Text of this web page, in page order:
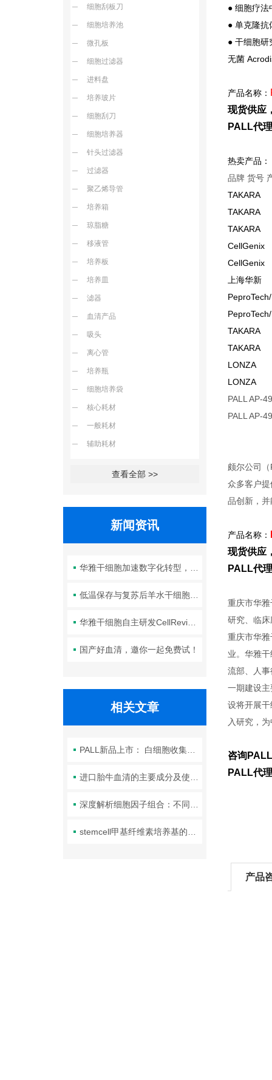
细胞刮板刀
细胞培养池
微孔板
细胞过滤器
进料盘
培养玻片
细胞刮刀
细胞培养器
针头过滤器
过滤器
聚乙烯导管
培养箱
琼脂糖
移液管
培养板
培养皿
滤器
血清产品
吸头
离心管
培养瓶
细胞培养袋
核心耗材
一般耗材
辅助耗材
查看全部 >>
新闻资讯
国产好血清，邀你一起免费试！
相关文章
● 细胞疗法
● 单克隆抗
● 干细胞研
无菌
产品名称：
现货供应
PALL代
热卖产品：
品牌 货号
上海华
LONZA
PALL AP-
PALL AP-
颇尔公司
众多客户
品创新，
产品名称：
现货供应
PALL代
重庆市华
研究、临
重庆市华
业。华雅
流部、人
一期建设
设将开展
入研究，
咨询
PALL代
产品